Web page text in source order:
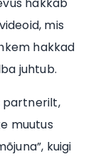
mis
hakkad
juhtub.
partnerilt,
muutus
kuigi